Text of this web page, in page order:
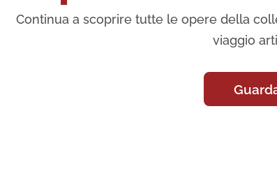
Continua a scoprire tutte le opere della
viaggio